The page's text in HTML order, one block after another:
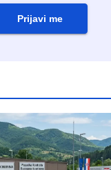
Prijavi me